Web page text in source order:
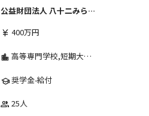
公益財団法人 八十二みらい財団
currency_yen 400万円
location_city 高等専門学校,短期大学,専修学校,大学
school奨学金-給付
group 25人